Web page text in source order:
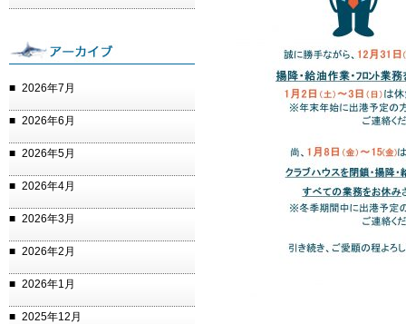
2026年7月
2026年6月
2026年5月
2026年4月
2026年3月
2026年2月
2026年1月
2025年12月